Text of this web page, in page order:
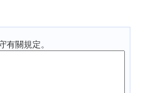
辦人民幣兌美元、歐元、日
貨幣掉期
有關規定。